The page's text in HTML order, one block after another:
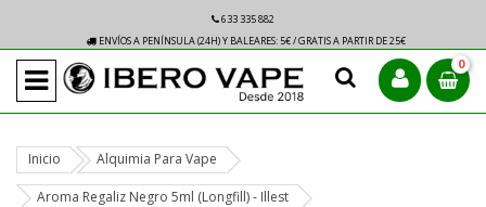
633 335 882
ENVÍOS A PENÍNSULA (24H) Y BALEARES: 5€ / GRATIS A PARTIR DE 25€
0
Inicio Alquimia Para Vape
Aroma Regaliz Negro 5ml (Longfill) - Illest